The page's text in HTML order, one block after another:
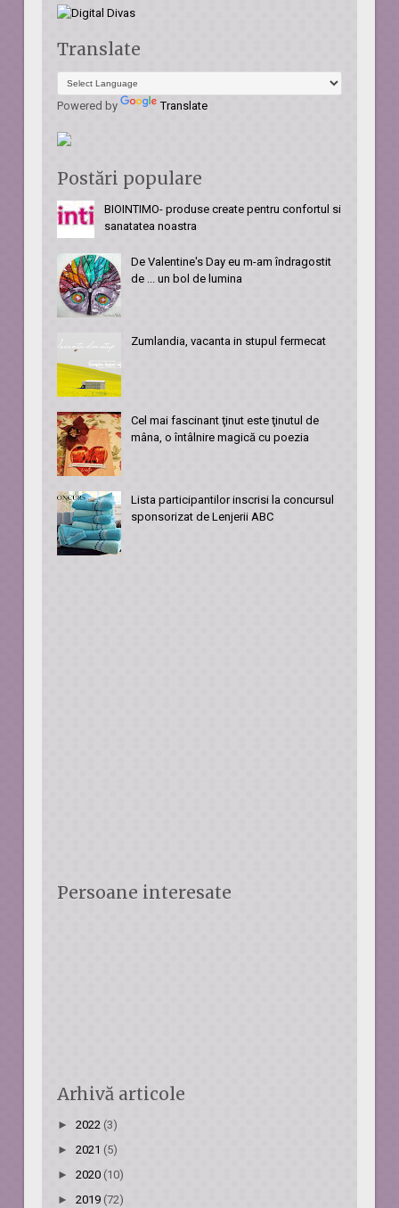
Translate
Powered by Translate
Postări populare
BIOINTIMO- produse create pentru confortul si
sanatatea noastra
De Valentine's Day eu m-am îndragostit
de ... un bol de lumina
Zumlandia, vacanta in stupul fermecat
Cel mai fascinant ţinut este ţinutul de
mâna, o întâlnire magică cu poezia
Lista participantilor inscrisi la concursul
sponsorizat de Lenjerii ABC
Persoane interesate
Arhivă articole
►2022 (3)
►2021(5)
►2020 (10)
►2019 (72)